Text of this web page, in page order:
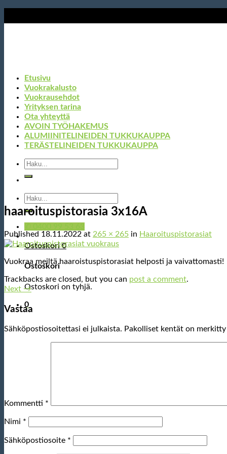
to
Etsi:
Ostoskori0
Ostoskori
Ostoskori on tyhjä.
0
Etusivu
Vuokrakalusto
Vuokrausehdot
Yrityksen tarina
Ota yhteyttä
AVOIN TYÖHAKEMUS
ALUMIINITELINEIDEN TUKKUKAUPPA
TERÄSTELINEIDEN TUKKUKAUPPA
Etsi:
haaroituspistorasia 3x16A
Published 18.11.2022 at 265 × 265 in Haaroituspistorasiat
Vuokraa meiltä haaroistuspistorasiat helposti ja vaivattomasti!
Trackbacks are closed, but you can post a comment.
Next →
Vastaa
Sähköpostiosoitettasi ei julkaista. Pakolliset kentät on merkitty
Kommentti *
Nimi *
Sähköpostiosoite *